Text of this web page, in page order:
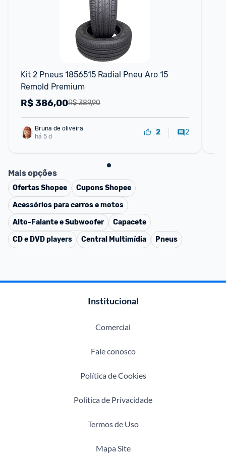
Kit 2 Pneus 1856515 Radial Pneu Aro 15
Remold Premium
R$ 389,90
R$386,00
Bruna de oliveira
há 5 d
2 2
Mais opções
OfertasShopee CuponsShopee
Acessórios para carros e motos
Alto-Falante e Subwoofer
Capacete
CD e DVD players
Central Multimídia Pneus
Institucional
Comercial
Fale conosco
Política de Cookies
Política de Privacidade
Termos de Uso
Mapa Site